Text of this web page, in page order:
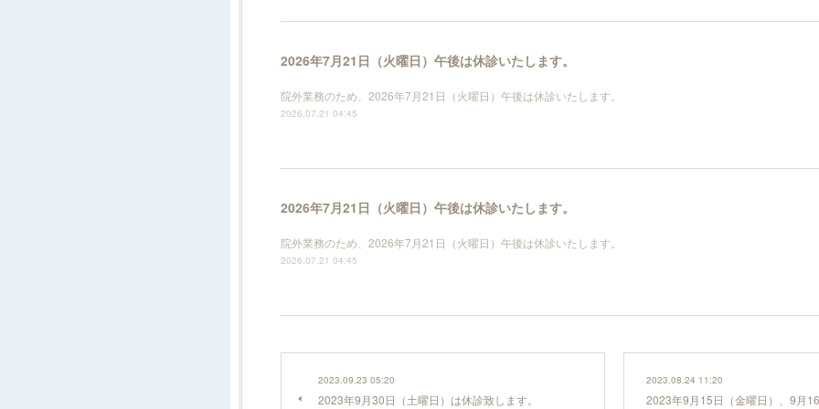
2026年7月21日（火曜日）午後は休診いたします。
院外業務のため、2026年7月21日（火曜日）午後は休診いたします。
2026.07.21 04:45
2026年7月21日（火曜日）午後は休診いたします。
院外業務のため、2026年7月21日（火曜日）午後は休診いたします。
2026.07.21 04:45
2023.09.23 05:20
2023年9月30日（土曜日）は休診致します。
2023.08.24 11:20
2023年9月15日（金曜日）、9月